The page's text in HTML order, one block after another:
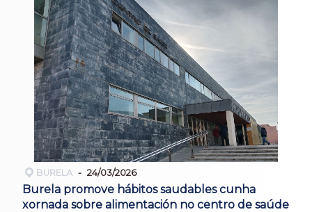
BURELA 24/03/2026
Burela promove hábitos saudables cunha
xornada sobre alimentación no centro de saúde